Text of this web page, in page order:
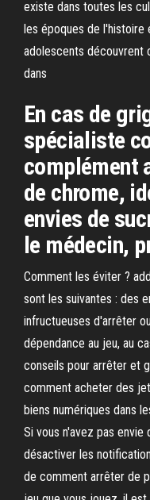
existe dans toutes les
les époques de l'histoire
adolescents découvrent
dans
En cas de
spécialiste
complément
de chrome,
envies de
le médecin,
Comment les éviter ?
sont les suivantes : des
infructueuses d'arrêter
dépendance au jeu, au
conseils pour arrêter et
comment acheter des
biens numériques dans
Si vous n'avez pas envie
désactiver les
de comment arrêter de